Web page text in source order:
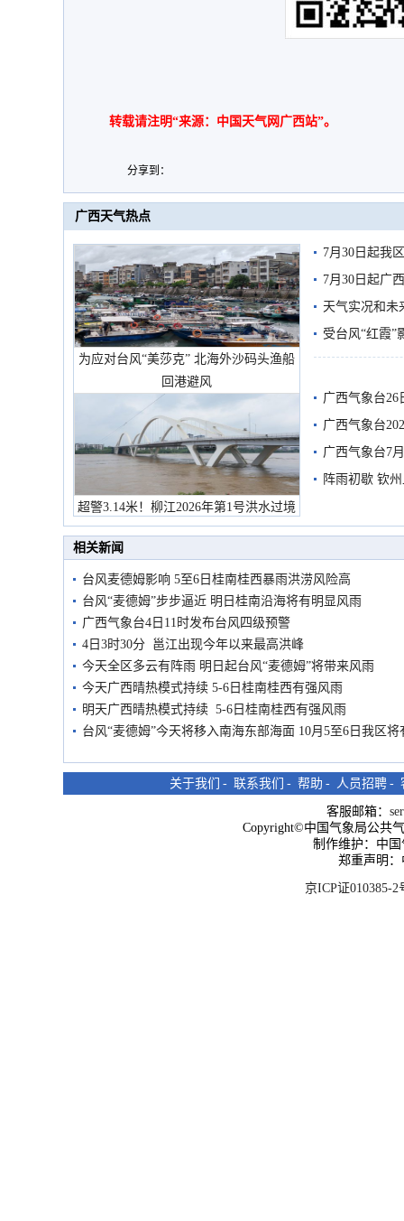
转载请注明“来源：中国天气网广西站”。
分享到：
广西天气热点
为应对台风“美莎克” 北海外沙码头渔船
回港避风
超警3.14米！柳江2026年第1号洪水过境
市民在堤岸见证汛况
7月30日起我
7月30日起广
天气实况和未
受台风“红霞”
有较强降雨
广西气象台26
广西气象台
预警
广西气象台7
阵雨初歇 钦
相关新闻
台风麦德姆影响 5至6日桂南桂西暴雨洪涝风险高
台风“麦德姆”步步逼近 明日桂南沿海将有明显风雨
广西气象台4日11时发布台风四级预警
4日3时30分 邕江出现今年以来最高洪峰
今天全区多云有阵雨 明日起台风“麦德姆”将带来风雨
今天广西晴热模式持续 5-6日桂南桂西有强风雨
明天广西晴热模式持续 5-6日桂南桂西有强风雨
台风“麦德姆”今天将移入南海东部海面 10月5至6日我区
关于我们 - 联系我们 - 帮助 - 人员招聘 -
客服邮箱：
Copyright©中国气象局公共
制作维护：中
郑重声明
京ICP证010385-2